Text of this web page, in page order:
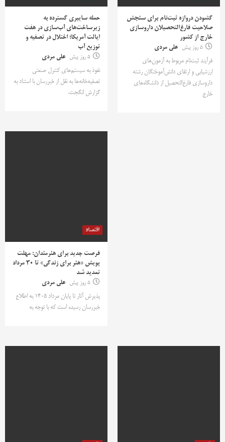
گشودن دروازه ثبت‌نام برای سنجش
صلاحیت فارغ‌التحصیلان داروسازی
خارج از کشور
5 روز پیش
علی مردی
فرآیند ثبت‌نام مربوط به آزمون‌های
ارزشیابی و ارتقای دانش‌آموختگان رشته
داروسازی فارغ‌التحصیل از دانشگاه‌های
خارج
حمله سایبری گسترده به
زیرساخت‌های آب‌سازی در هفت
ایالت آمریکا؛ اختلال در تصفیه و
توزیع آب
5 روز پیش
علی مردی
نفوذ به سیستم‌های کنترل صنعتی
تصفیه‌خانه‌ها به نقل از خبررسان با استناد به
گزارش انگجت،
اقتصاد
فرصت جدید برای هنرمندان: مهلت
پویش «هنر برای زندگی» تا ۳۰ مرداد
تمدید شد
5 روز پیش
علی مردی
پذیرش آثار تا پایان مرداد ۱۴۰۵ به اطلاع
خبررسان رسیده است که با توجه به